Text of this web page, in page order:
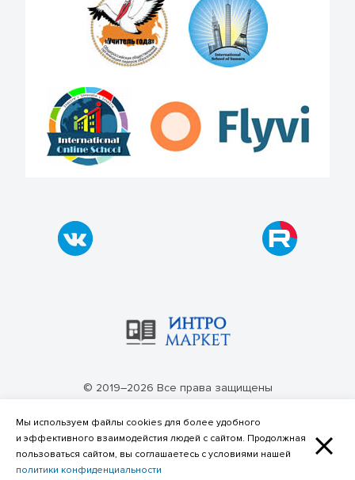
© 2019–2026 Все права защищены
Политика конфиденциальности
Мы используем файлы cookies для более удобного
и эффективного взаимодейстия людей с сайтом. Продолжная
пользоваться сайтом, вы соглашаетесь с условиями нашей
политики конфиденциальности